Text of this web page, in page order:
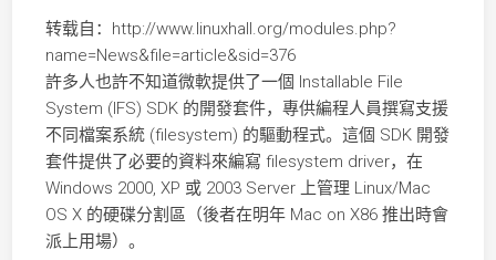
转载自：http://www.linuxhall.org/modules.php?
name=News&file=article&sid=376
許多人也許不知道微軟提供了一個 Installable File
System (IFS) SDK 的開發套件，專供編程人員撰寫支援
不同檔案系統 (filesystem) 的驅動程式。這個 SDK 開發
套件提供了必要的資料來編寫 filesystem driver，在
Windows 2000, XP 或 2003 Server 上管理 Linux/Mac
OS X 的硬碟分割區（後者在明年 Mac on X86 推出時會
派上用場）。